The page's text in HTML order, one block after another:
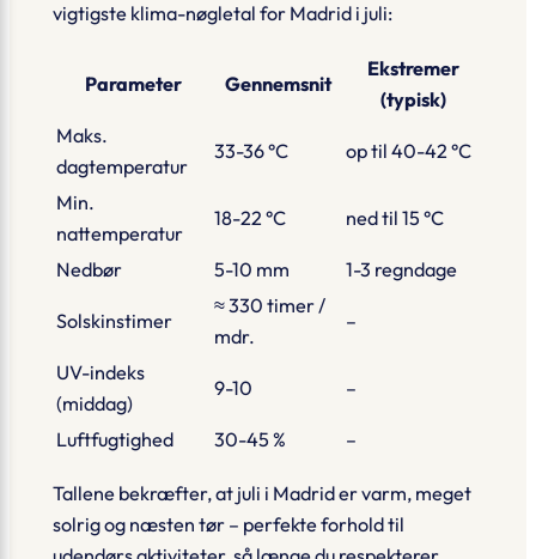
vigtigste klima-nøgletal for Madrid i juli:
Parameter Gennemsnit
Ekstremer
(typisk)
Maks.
dagtemperatur
33-36 °C op til 40-42 °C
Min.
nattemperatur
18-22 °C ned til 15 °C
Nedbør 5-10 mm 1-3 regndage
Solskinstimer
≈ 330 timer /
mdr.
–
UV-indeks
(middag)
9-10 –
Luftfugtighed 30-45 % –
Tallene bekræfter, at juli i Madrid er varm, meget
solrig og næsten tør – perfekte forhold til